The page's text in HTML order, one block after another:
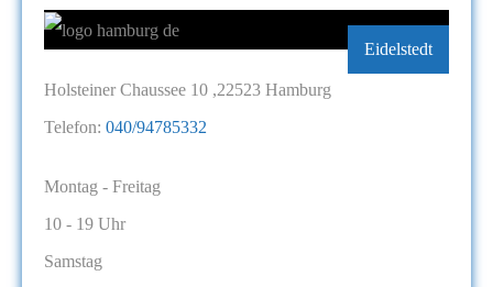
Eidelstedt
Holsteiner Chaussee 10 ,22523 Hamburg
Telefon: 040/94785332
Montag - Freitag
10 - 19 Uhr
Samstag